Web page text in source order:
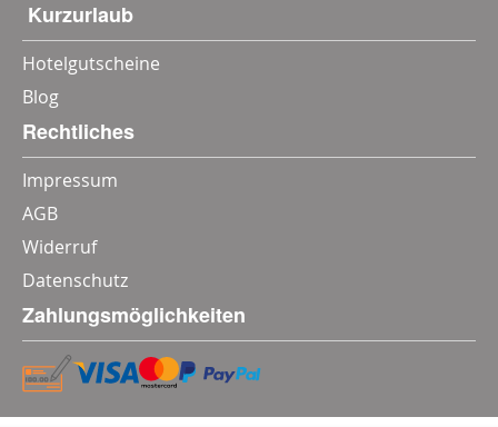
‎ Kurzurlaub
Hotelgutscheine
Blog
Rechtliches
Impressum
AGB
Widerruf
Datenschutz
Zahlungsmöglichkeiten